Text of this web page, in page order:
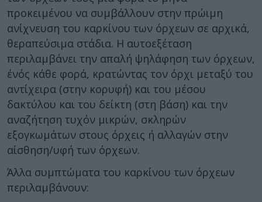
προκειμένου να συμβάλλουν στην πρώιμη
ανίχνευση του καρκίνου των όρχεων σε αρχικά,
θεραπεύσιμα στάδια. Η αυτοεξέταση
περιλαμβάνει την απαλή ψηλάφηση των όρχεων,
ένός κάθε φορά, κρατώντας τον όρχι μεταξύ του
αντίχειρα (στην κορυφή) και του μέσου
δακτύλου και του δείκτη (στη βάση) και την
αναζήτηση τυχόν μικρών, σκληρών
εξογκωμάτων στους όρχεις ή αλλαγών στην
αίσθηση/υφή των όρχεων.
Άλλα συμπτώματα του καρκίνου των όρχεων
περιλαμβάνουν: